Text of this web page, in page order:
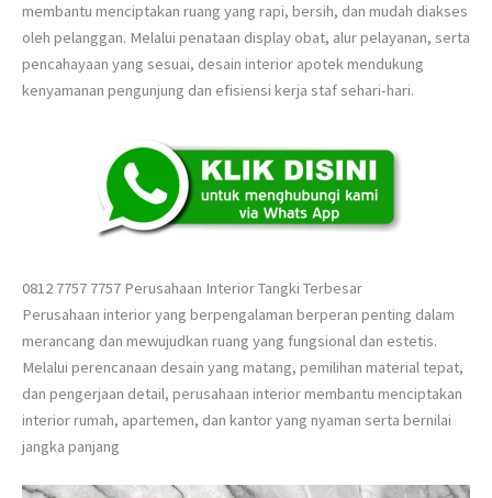
membantu menciptakan ruang yang rapi, bersih, dan mudah diakses
oleh pelanggan. Melalui penataan display obat, alur pelayanan, serta
pencahayaan yang sesuai, desain interior apotek mendukung
kenyamanan pengunjung dan efisiensi kerja staf sehari-hari.
0812 7757 7757 Perusahaan Interior Tangki Terbesar
Perusahaan interior yang berpengalaman berperan penting dalam
merancang dan mewujudkan ruang yang fungsional dan estetis.
Melalui perencanaan desain yang matang, pemilihan material tepat,
dan pengerjaan detail, perusahaan interior membantu menciptakan
interior rumah, apartemen, dan kantor yang nyaman serta bernilai
jangka panjang